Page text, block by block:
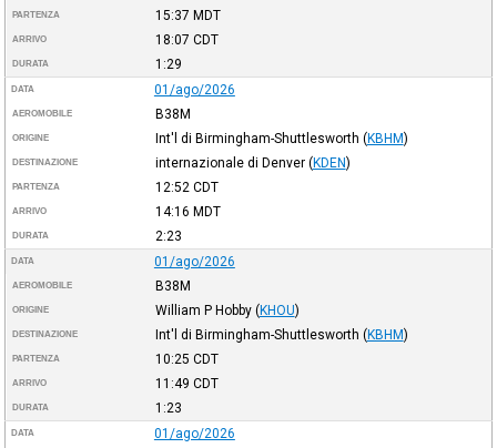
PARTENZA 15:37 MDT
ARRIVO 18:07 CDT
DURATA 1:29
DATA 01/ago/2026
AEROMOBILE B38M
ORIGINE Int'l di Birmingham-Shuttlesworth (KBHM)
DESTINAZIONE internazionale di Denver (KDEN)
PARTENZA 12:52 CDT
ARRIVO 14:16 MDT
DURATA 2:23
DATA 01/ago/2026
AEROMOBILE B38M
ORIGINE William P Hobby (KHOU)
DESTINAZIONE Int'l di Birmingham-Shuttlesworth (KBHM)
PARTENZA 10:25 CDT
ARRIVO 11:49 CDT
DURATA 1:23
DATA 01/ago/2026